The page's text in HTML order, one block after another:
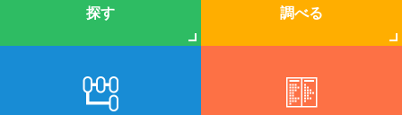
探す
調べる